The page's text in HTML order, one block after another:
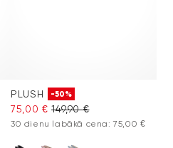
PLUSH -50%
75,00 € 149,90 €
30 dienu labākā cena: 75,00 €